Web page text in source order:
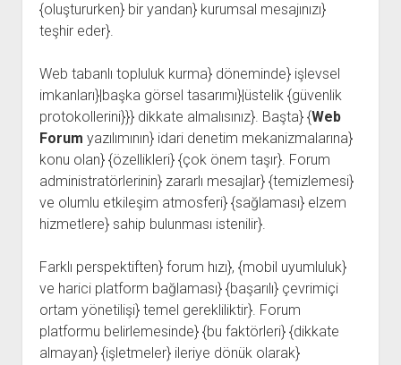
{oluştururken} bir yandan} kurumsal mesajınızı}
teşhir eder}.
Web tabanlı topluluk kurma} döneminde} işlevsel
imkanları}|başka görsel tasarımı}|üstelik {güvenlik
protokollerini}}} dikkate almalısınız}. Başta} {Web
Forum yazılımının} idari denetim mekanizmalarına}
konu olan} {özellikleri} {çok önem taşır}. Forum
administratörlerinin} zararlı mesajlar} {temizlemesi}
ve olumlu etkileşim atmosferi} {sağlaması} elzem
hizmetlere} sahip bulunması istenilir}.
Farklı perspektiften} forum hızı}, {mobil uyumluluk}
ve harici platform bağlaması} {başarılı} çevrimiçi
ortam yönetilişi} temel gerekliliktir}. Forum
platformu belirlemesinde} {bu faktörleri} {dikkate
almayan} {işletmeler} ileriye dönük olarak}